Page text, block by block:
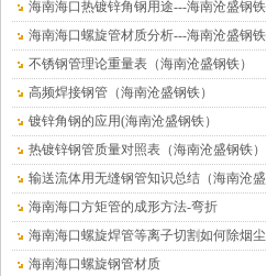
海南海口热镀锌角钢用途---海南沧盛钢铁
海南海口螺旋管材质分析---海南沧盛钢铁
不锈钢管理论重量表（海南沧盛钢铁）
高频焊接钢管（海南沧盛钢铁）
镀锌角钢的应用(海南沧盛钢铁）
热镀锌钢管质量对照表（海南沧盛钢铁）
输送流体用无缝钢管知识总结（海南沧盛
钢铁）
海南海口方矩管的成形方法-弯折
海南海口螺旋焊管等离子切割如何除烟尘
海南海口螺旋钢管材质